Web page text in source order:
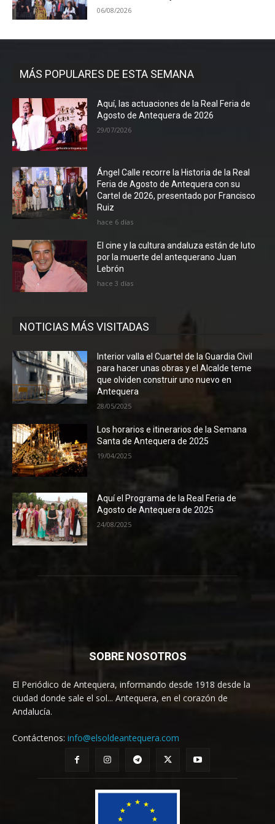
06/08/2026
MÁS POPULARES DE ESTA SEMANA
Aquí, las actuaciones de la Real Feria de
Agosto de Antequera de 2026
29/07/2026
Ángel Calle recorre la Historia de la Real
Feria de Agosto de Antequera con su
Cartel de 2026, presentado por Francisco
Ruiz
hace 6 días
El cine y la cultura andaluza están de luto
por la muerte del antequerano Juan
Lebrón
hace 3 días
NOTICIAS MÁS VISITADAS
Interior valla el Cuartel de la Guardia Civil
para hacer unas obras y el Alcalde teme
que olviden construir uno nuevo en
Antequera
28/05/2025
Los horarios e itinerarios de la Semana
Santa de Antequera de 2025
19/04/2025
Aquí el Programa de la Real Feria de
Agosto de Antequera de 2025
24/08/2025
SOBRE NOSOTROS
El Periódico de Antequera, informando desde 1918 desde la
ciudad donde sale el sol... Antequera, en el corazón de
Andalucía.
Contáctenos: info@elsoldeantequera.com